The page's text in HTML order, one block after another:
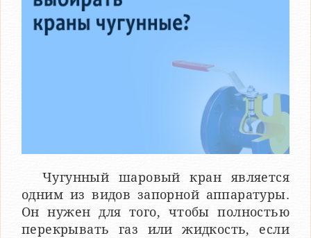
Чугунный шаровый кран является
одним из видов запорной аппаратуры.
Он нужен для того, чтобы полностью
перекрывать газ или жидкость, если